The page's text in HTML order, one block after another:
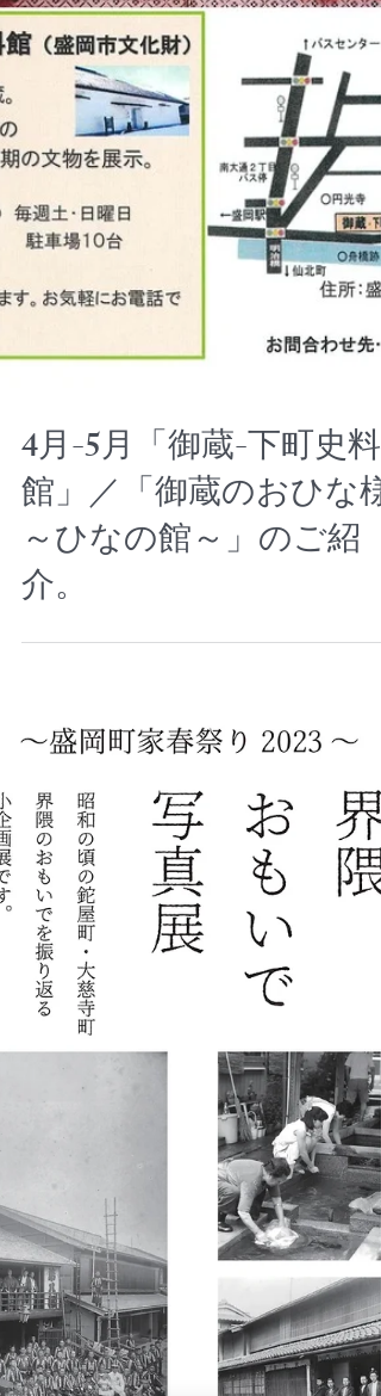
4月-5月「御蔵-下町史料
館」／「御蔵のおひな様
～ひなの館～」のご紹
介。